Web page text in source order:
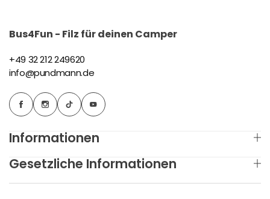
Bus4Fun - Filz für deinen Camper
+49 32 212 249620
info@pundmann.de
Informationen
Gesetzliche Informationen